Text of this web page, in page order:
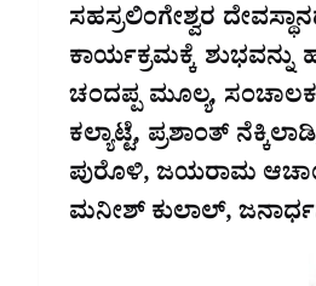
ಸಹಸ್ರಲಿಂಗೇಶ್ವರ
ಕಾರ್ಯಕ್ರಮಕ್ಕೆ
ಚಂದಪ್ಪ ಮೂಲ್ಯ,
ಕಲ್ಯಾಟ್ಟೆ, ಪ್ರಶಾಂತ್
ಪುರೊಳಿ, ಜಯರಾಮ
ಮನೀಶ್ ಕುಲಾಲ್,